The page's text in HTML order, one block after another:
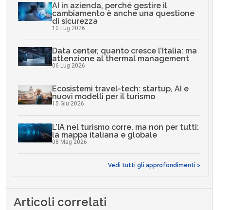
AI in azienda, perché gestire il
cambiamento è anche una questione
di sicurezza
10 Lug 2026
Data center, quanto cresce l’Italia: ma
attenzione al thermal management
06 Lug 2026
Ecosistemi travel-tech: startup, AI e
nuovi modelli per il turismo
15 Giu 2026
L’IA nel turismo corre, ma non per tutti:
la mappa italiana e globale
08 Mag 2026
Vedi tutti gli approfondimenti >
Articoli correlati